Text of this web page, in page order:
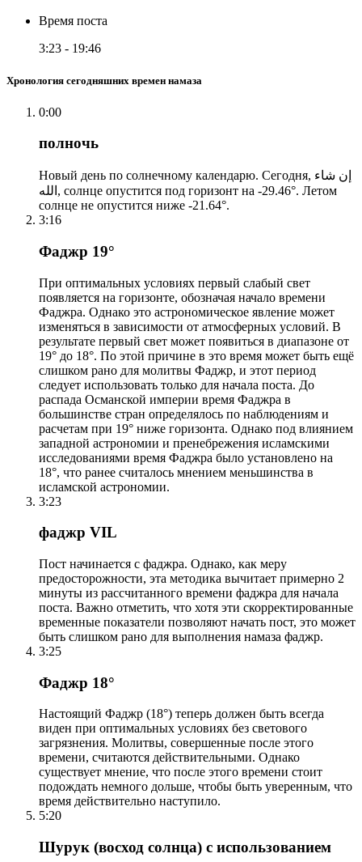
Время поста
3:23 - 19:46
Хронология сегодняшних времен намаза
0:00
полночь
Новый день по солнечному календарю. Сегодня, إن شاء
الله, солнце опустится под горизонт на -29.46°. Летом
солнце не опустится ниже -21.64°.
3:16
Фаджр 19°
При оптимальных условиях первый слабый свет
появляется на горизонте, обозначая начало времени
Фаджра. Однако это астрономическое явление может
изменяться в зависимости от атмосферных условий. В
результате первый свет может появиться в диапазоне от
19° до 18°. По этой причине в это время может быть ещё
слишком рано для молитвы Фаджр, и этот период
следует использовать только для начала поста. До
распада Османской империи время Фаджра в
большинстве стран определялось по наблюдениям и
расчетам при 19° ниже горизонта. Однако под влиянием
западной астрономии и пренебрежения исламскими
исследованиями время Фаджра было установлено на
18°, что ранее считалось мнением меньшинства в
исламской астрономии.
3:23
фаджр VIL
Пост начинается с фаджра. Однако, как меру
предосторожности, эта методика вычитает примерно 2
минуты из рассчитанного времени фаджра для начала
поста. Важно отметить, что хотя эти скорректированные
временные показатели позволяют начать пост, это может
быть слишком рано для выполнения намаза фаджр.
3:25
Фаджр 18°
Настоящий Фаджр (18°) теперь должен быть всегда
виден при оптимальных условиях без светового
загрязнения. Молитвы, совершенные после этого
времени, считаются действительными. Однако
существует мнение, что после этого времени стоит
подождать немного дольше, чтобы быть уверенным, что
время действительно наступило.
5:20
Шурук (восход солнца) с использованием